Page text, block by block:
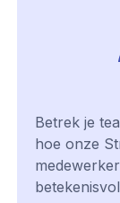
Betrek je
hoe onze